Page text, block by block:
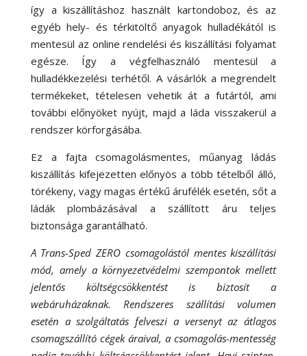
így a kiszállításhoz használt kartondoboz, és az
egyéb hely- és térkitöltő anyagok hulladékától is
mentesül az online rendelési és kiszállítási folyamat
egésze. Így a végfelhasználó mentesül a
hulladékkezelési terhétől. A vásárlók a megrendelt
termékeket, tételesen vehetik át a futártól, ami
további előnyöket nyújt, majd a láda visszakerül a
rendszer körforgásába.
Ez a fajta csomagolásmentes, műanyag ládás
kiszállítás kifejezetten előnyös a több tételből álló,
törékeny, vagy magas értékű árufélék esetén, sőt a
ládák plombázásával a szállított áru teljes
biztonsága garantálható.
A Trans-Sped ZERO csomagolástól mentes kiszállítási
mód, amely a környezetvédelmi szempontok mellett
jelentős költségcsökkentést is biztosít a
webáruházaknak. Rendszeres szállítási volumen
esetén a szolgáltatás felveszi a versenyt az átlagos
csomagszállító cégek áraival, a csomagolás-mentesség